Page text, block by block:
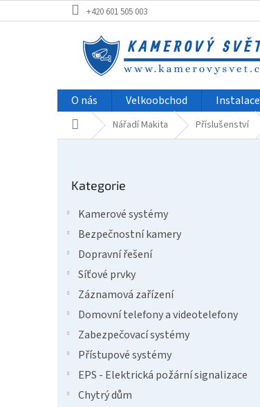
na
+420 601 505 003
O nás Velkoobchod Instalace
Domů Nářadí Makita Příslušenství
kategorie
Kategorie
Kamerové systémy
Bezpečnostní kamery
Dopravní řešení
Síťové prvky
Záznamová zařízení
Domovní telefony a videotelefony
Zabezpečovací systémy
Přístupové systémy
EPS - Elektrická požární signalizace
Chytrý dům